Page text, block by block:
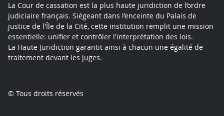
La Cour de cassation est la plus haute juridiction de l’ordre
judiciaire français. Siégeant dans l’enceinte du Palais de
justice de l'Île de la Cité, cette institution remplit une mission
essentielle: unifier et contrôler l'interprétation des lois.
La Haute Juridiction garantit ainsi à chacun une égalité de
traitement devant les juges.
© Tous droits réservés